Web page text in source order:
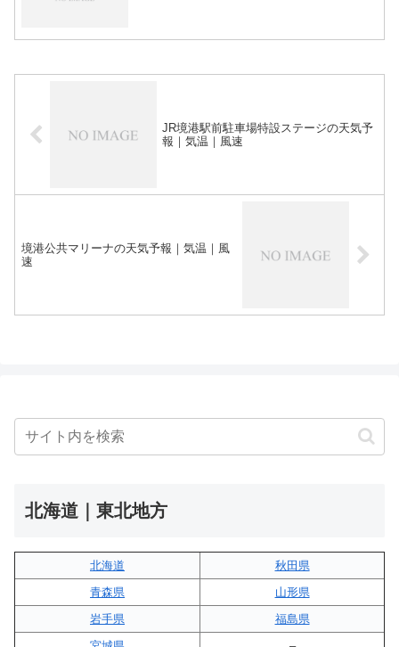
JR境港駅前駐車場特設ステージの天気予
報｜気温｜風速
境港公共マリーナの天気予報｜気温｜風
速
北海道｜東北地方
北海道
秋田県
青森県
山形県
岩手県
福島県